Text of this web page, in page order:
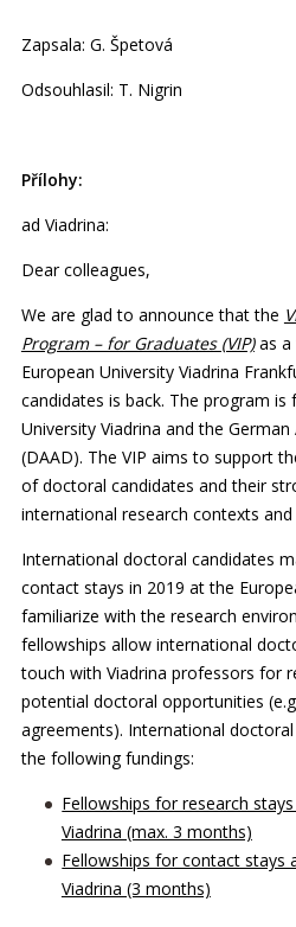
Zapsala: G. Špetová
Odsouhlasil: T. Nigrin
Přílohy:
ad Viadrina:
Dear colleagues,
We are glad to announce that the
Program – for Graduates (VIP)as a
European University Viadrina
candidates is back. The program is
University Viadrina and the
(DAAD). The VIP aims to support
of doctoral candidates and their
international research contexts and
International doctoral candidates
contact stays in 2019 at the
familiarize with the research
fellowships allow international
touch with Viadrina professors for
potential doctoral opportunities
agreements). International
the following fundings:
Fellowships for research
Viadrina (max. 3 months)
Fellowships for contact stays
Viadrina (3 months)